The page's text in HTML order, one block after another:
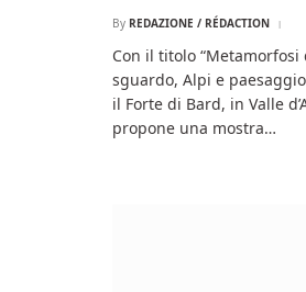
By REDAZIONE / RÉDACTION
Con il titolo “Metamorfosi
sguardo, Alpi e
il Forte di Bard, in Valle
propone una mostra…